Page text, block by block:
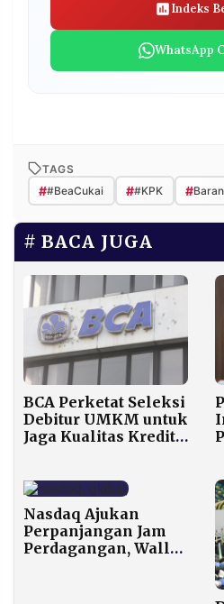
Indeks
WhatsApp
TAGS
##BeaCukai ##KPK #
BACA JUGA
BCA Perketat Seleksi
Debitur UMKM untuk
Jaga Kualitas Kredit
Nasdaq Ajukan
Perpanjangan Jam
Perdagangan, Wall